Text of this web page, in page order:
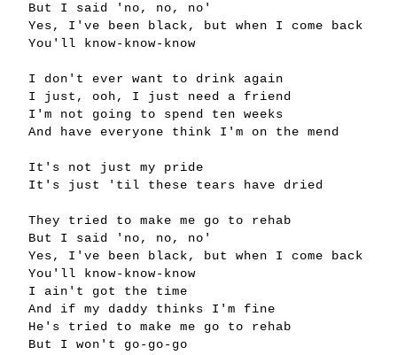
But I said 'no, no, no'
Yes, I've been black, but when I come back
You'll know-know-know
I don't ever want to drink again
I just, ooh, I just need a friend
I'm not going to spend ten weeks
And have everyone think I'm on the mend
It's not just my pride
It's just 'til these tears have dried
They tried to make me go to rehab
But I said 'no, no, no'
Yes, I've been black, but when I come back
You'll know-know-know
I ain't got the time
And if my daddy thinks I'm fine
He's tried to make me go to rehab
But I won't go-go-go